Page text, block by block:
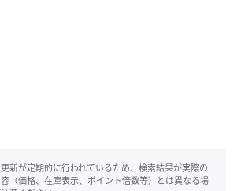
新が定期的に行われているため、検索結果が実際の
（価格、在庫表示、ポイント倍数等）とは異なる場